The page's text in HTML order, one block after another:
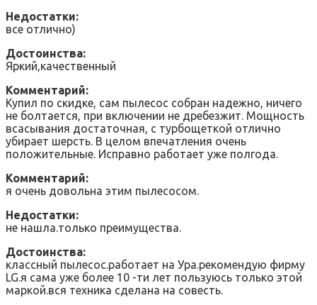
Недостатки:
все отлично)
Достоинства:
Яркий,качественный
Комментарий:
Купил по скидке, сам пылесос собран надежно, ничего
не болтается, при включении не дребезжит. Мощность
всасывания достаточная, с турбощеткой отлично
убирает шерсть. В целом впечатления очень
положительные. Исправно работает уже полгода.
Комментарий:
я очень довольна этим пылесосом.
Недостатки:
не нашла.только преимущества.
Достоинства:
классный пылесос.работает на Ура.рекомендую фирму
LG.я сама уже более 10 -ти лет пользуюсь только этой
маркой.вся техника сделана на совесть.